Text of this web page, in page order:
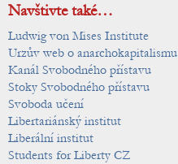
Navštivte také…
Ludwig von Mises Institute
Urzův web o anarchokapitalismu
Kanál Svobodného přístavu
Stoky Svobodného přístavu
Svoboda učení
Libertariánský institut
Liberální institut
Students for Liberty CZ